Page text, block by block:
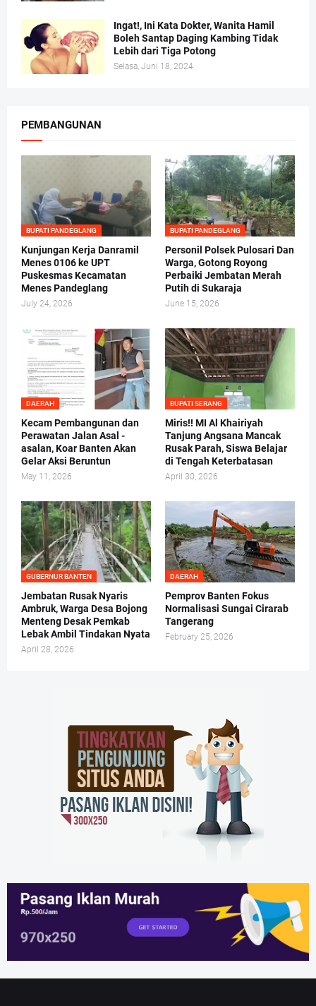
Ingat!, Ini Kata Dokter, Wanita Hamil
Boleh Santap Daging Kambing Tidak
Lebih dari Tiga Potong
Selasa, Juni 18, 2024
PEMBANGUNAN
BUPATI PANDEGLANG
Kunjungan Kerja Danramil
Menes 0106 ke UPT
Puskesmas Kecamatan
Menes Pandeglang
July 24, 2026
BUPATI PANDEGLANG
Personil Polsek Pulosari Dan
Warga, Gotong Royong
Perbaiki Jembatan Merah
Putih di Sukaraja
June 15, 2026
DAERAH
Kecam Pembangunan dan
Perawatan Jalan Asal -
asalan, Koar Banten Akan
Gelar Aksi Beruntun
May 11, 2026
BUPATI SERANG
Miris!! MI Al Khairiyah
Tanjung Angsana Mancak
Rusak Parah, Siswa Belajar
di Tengah Keterbatasan
April 30, 2026
GUBERNUR BANTEN
Jembatan Rusak Nyaris
Ambruk, Warga Desa Bojong
Menteng Desak Pemkab
Lebak Ambil Tindakan Nyata
April 28, 2026
DAERAH
Pemprov Banten Fokus
Normalisasi Sungai Cirarab
Tangerang
February 25, 2026